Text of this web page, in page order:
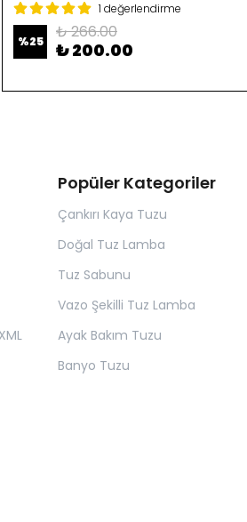
1 değerlendirme
%25 ₺ 266.00
₺ 200.00
Popüler Kategoriler
Çankırı Kaya Tuzu
Doğal Tuz Lamba
Tuz Sabunu
Vazo Şekilli Tuz Lamba
Ayak Bakım Tuzu
Banyo Tuzu